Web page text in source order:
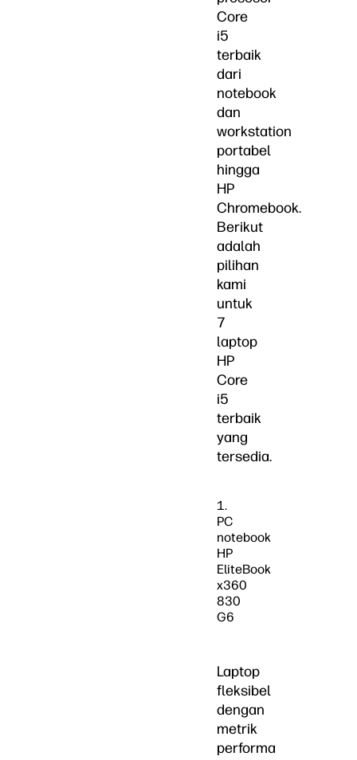
Core
i5
terbaik
dari
notebook
dan
workstation
portabel
hingga
HP
Chromebook.
Berikut
adalah
pilihan
kami
untuk
7
laptop
HP
Core
i5
terbaik
yang
tersedia.
1.
PC
notebook
HP
EliteBook
x360
830
G6
Laptop
fleksibel
dengan
metrik
performa